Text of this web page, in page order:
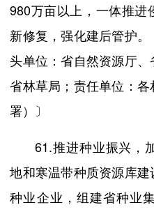
980万亩以上，一体推进
新修复，强化建后管护
头单位：省自然资源厅、
省林草局；责任单位：
署）〕
61.推进种业振兴，
地和寒温带种质资源库
种业企业，组建省种业